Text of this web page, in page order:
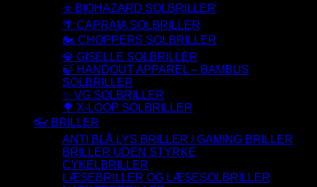
☣️ BIOHAZARD SOLBRILLER
🌴 CAPRAIA SOLBRILLER
🏍️ CHOPPERS SOLBRILLER
💎 GISELLE SOLBRILLER
🍃 HANDOUT APPAREL – BAMBUS
SOLBRILLER
✨ VG SOLBRILLER
🌳 X-LOOP SOLBRILLER
👓 BRILLER
ANTI BLÅ LYS BRILLER / GAMING BRILLER
BRILLER UDEN STYRKE
CYKELBRILLER
LÆSEBRILLER OG LÆSESOLBRILLER